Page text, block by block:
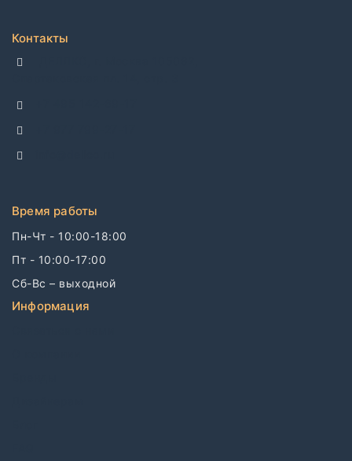
Контакты
Время работы
Пн-Чт - 10:00-18:00
Пт - 10:00-17:00
Сб-Вс – выходной
Информация